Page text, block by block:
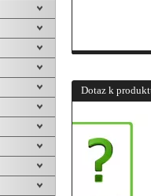
Dotaz k